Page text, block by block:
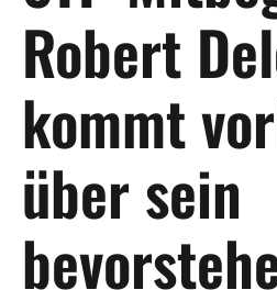
Robert
kommt
über sein